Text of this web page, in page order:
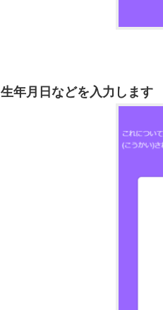
生年月日などを入力します